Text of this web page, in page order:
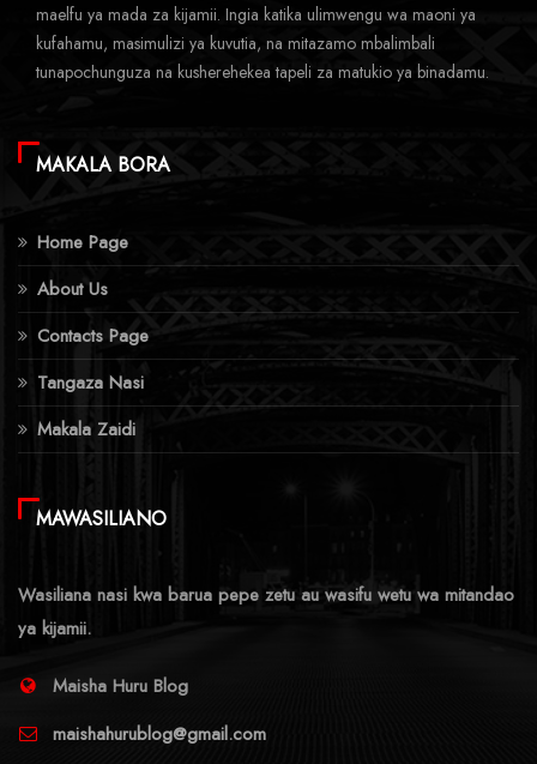
maelfu ya mada za kijamii. Ingia katika ulimwengu wa maoni ya
kufahamu, masimulizi ya kuvutia, na mitazamo mbalimbali
tunapochunguza na kusherehekea tapeli za matukio ya binadamu.
MAKALA BORA
Home Page
About Us
Contacts Page
Tangaza Nasi
Makala Zaidi
MAWASILIANO
Wasiliana nasi kwa barua pepe zetu au wasifu wetu wa mitandao
ya kijamii.
Maisha Huru Blog
maishahurublog@gmail.com